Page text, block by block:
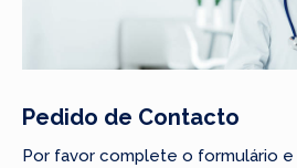
Pedido de Contacto
Por favor complete o formulário